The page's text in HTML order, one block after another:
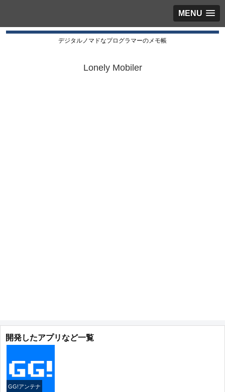
MENU
デジタルノマドなプログラマーのメモ帳
Lonely Mobiler
開発したアプリなど一覧
GG!アンテナ